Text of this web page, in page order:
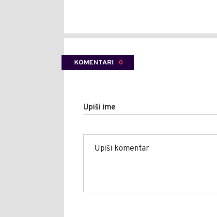
KOMENTARI 0
Upiši ime